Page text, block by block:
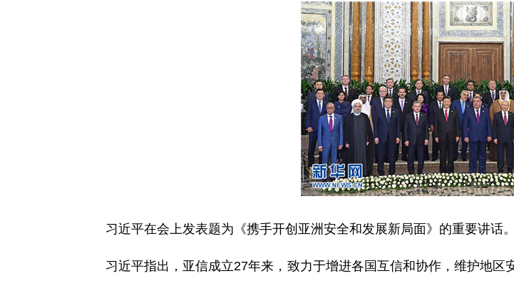
习近平在会上发表题为《携手开创亚洲安全和发展新局面》的重要讲话。
习近平指出，亚信成立27年来，致力于增进各国互信和协作，维护地区